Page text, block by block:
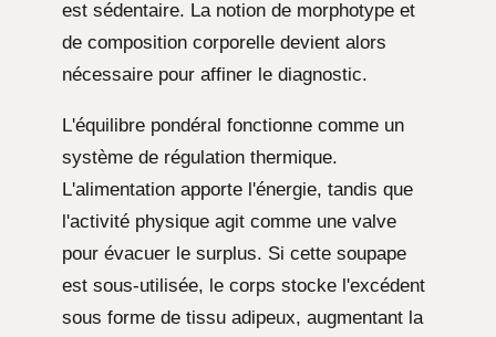
est sédentaire. La notion de morphotype et
de composition corporelle devient alors
nécessaire pour affiner le diagnostic.
L'équilibre pondéral fonctionne comme un
système de régulation thermique.
L'alimentation apporte l'énergie, tandis que
l'activité physique agit comme une valve
pour évacuer le surplus. Si cette soupape
est sous-utilisée, le corps stocke l'excédent
sous forme de tissu adipeux, augmentant la